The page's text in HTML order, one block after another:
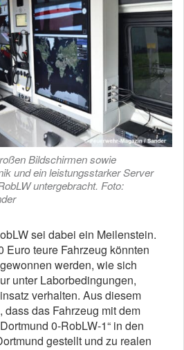
Bildschirmen sowie
und ein leistungsstarker Server
untergebracht. Foto:
sei dabei ein Meilenstein.
Euro teure Fahrzeug könnten
werden, wie sich
unter Laborbedingungen,
verhalten. Aus diesem
das Fahrzeug mit dem
0-RobLW-1“ in den
gestellt und zu realen